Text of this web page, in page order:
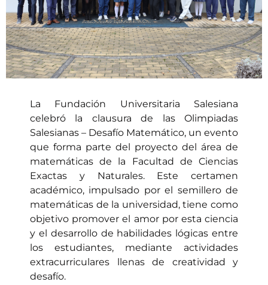
La Fundación Universitaria Salesiana
celebró la clausura de las Olimpiadas
Salesianas – Desafío Matemático, un evento
que forma parte del proyecto del área de
matemáticas de la Facultad de Ciencias
Exactas y Naturales. Este certamen
académico, impulsado por el semillero de
matemáticas de la universidad, tiene como
objetivo promover el amor por esta ciencia
y el desarrollo de habilidades lógicas entre
los estudiantes, mediante actividades
extracurriculares llenas de creatividad y
desafío.